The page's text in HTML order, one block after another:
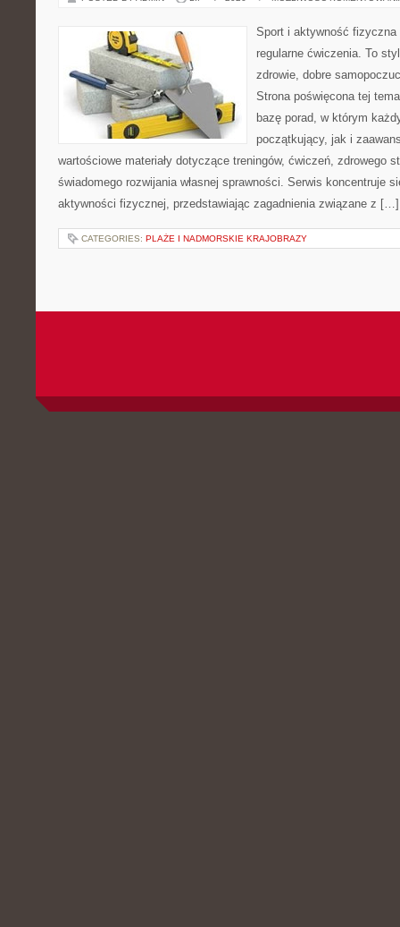
Sport i aktywność
regularne ćwiczenia. To
zdrowie, dobre
Strona poświęcona tej
bazę porad, w którym
początkujący, jak i
wartościowe materiały dotyczące treningów, ćwiczeń, zdrowego
świadomego rozwijania własnej sprawności. Serwis koncentruje
aktywności fizycznej, przedstawiając zagadnienia związane z […]
CATEGORIES: PLAŻE I NADMORSKIE KRAJOBRAZY